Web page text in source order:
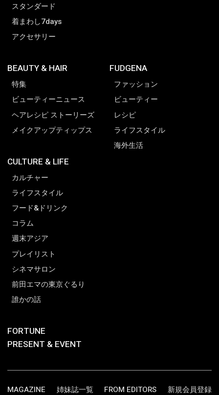
スタンダード
着まわし7days
アクセサリー
BEAUTY & HAIR
特集
ビューティーニュース
ヘアレシピ ストーリーズ
メイクアップティップス
CULTURE & LIFE
カルチャー
ライフスタイル
フード&ドリンク
コラム
週末アジア
プレイリスト
シネマサロン
前田エマの東京ぐるり
誰かの話
FUDGENA
ファッション
ビューティー
レシピ
ライフスタイル
海外生活
FORTUNE
PRESENT & EVENT
MAGAZINE 姉妹誌一覧 FROM EDITORS 新規会員登録